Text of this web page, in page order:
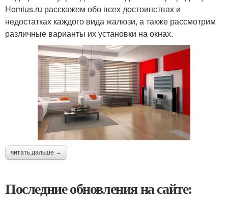
Homius.ru расскажем обо всех достоинствах и
недостатках каждого вида жалюзи, а также рассмотрим
различные варианты их установки на окнах.
читать дальше →
Последние обновления на сайте: